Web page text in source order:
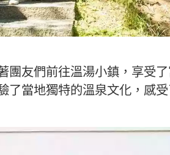
團友們前往溫湯小鎮，享受
了當地獨特的溫泉文化，感